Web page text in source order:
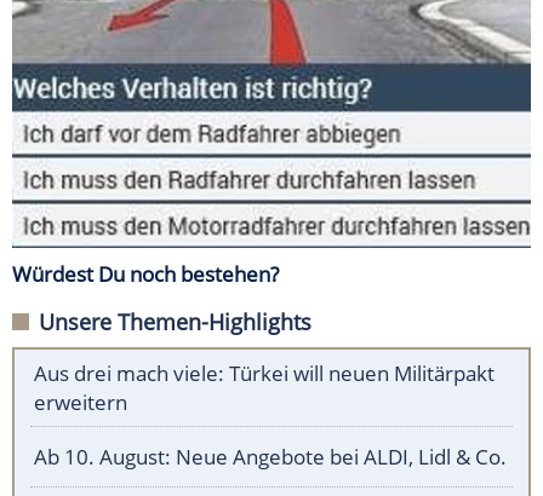
Würdest Du noch bestehen?
Unsere Themen-Highlights
Aus drei mach viele: Türkei will neuen Militärpakt
erweitern
Ab 10. August: Neue Angebote bei ALDI, Lidl & Co.